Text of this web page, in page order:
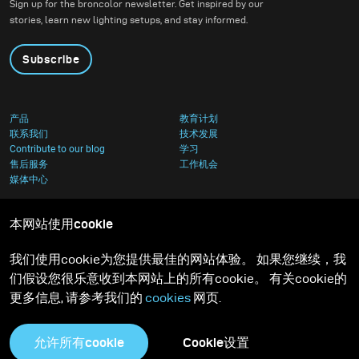
architecture.
Sign up for the broncolor newsletter. Get inspired by our
stories, learn new lighting setups, and stay informed.
Subscribe
产品
教育计划
联系我们
技术发展
Contribute to our blog
学习
售后服务
工作机会
媒体中心
隐私政策
本网站使用cookie
我们使用cookie为您提供最佳的网站体验。 如果您继续，我
们假设您很乐意收到本网站上的所有cookie。 有关cookie的
更多信息, 请参考我们的 cookies 网页.
允许所有cookie Cookie设置